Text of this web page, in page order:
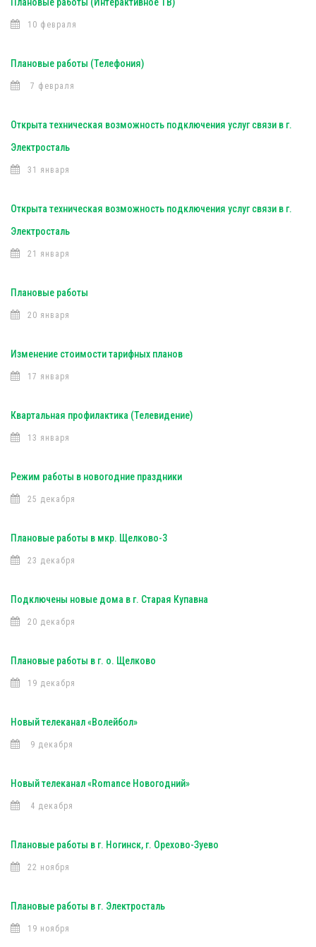
10 февраля
Плановые работы (Телефония)
7 февраля
Открыта техническая возможность подключения услуг связи в г.
Электросталь
31 января
Открыта техническая возможность подключения услуг связи в г.
Электросталь
21 января
Плановые работы
20 января
Изменение стоимости тарифных планов
17 января
Квартальная профилактика (Телевидение)
13 января
Режим работы в новогодние праздники
25 декабря
Плановые работы в мкр. Щелково-3
23 декабря
Подключены новые дома в г. Старая Купавна
20 декабря
Плановые работы в г. о. Щелково
19 декабря
Новый телеканал «Волейбол»
9 декабря
Новый телеканал «Romance Новогодний»
4 декабря
Плановые работы в г. Ногинск, г. Орехово-Зуево
22 ноября
Плановые работы в г. Электросталь
19 ноября